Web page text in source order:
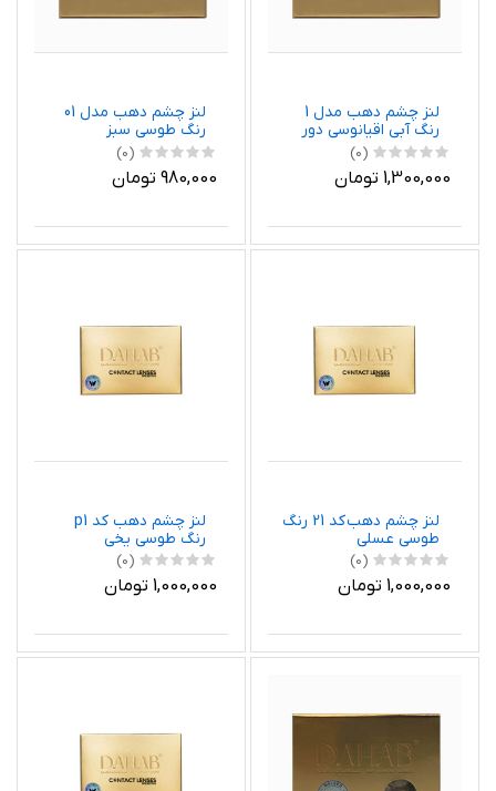
لنز چشم دهب مدل 1
رنگ آبی اقیانوسی دور
تیره
(0)
1,300,000 تومان
لنز چشم دهب مدل 01
رنگ طوسی سبز
(0)
980,000 تومان
لنز چشم دهب کد 21 رنگ
طوسی عسلی
(0)
1,000,000 تومان
لنز چشم دهب کد p1
رنگ طوسی یخی
(0)
1,000,000 تومان